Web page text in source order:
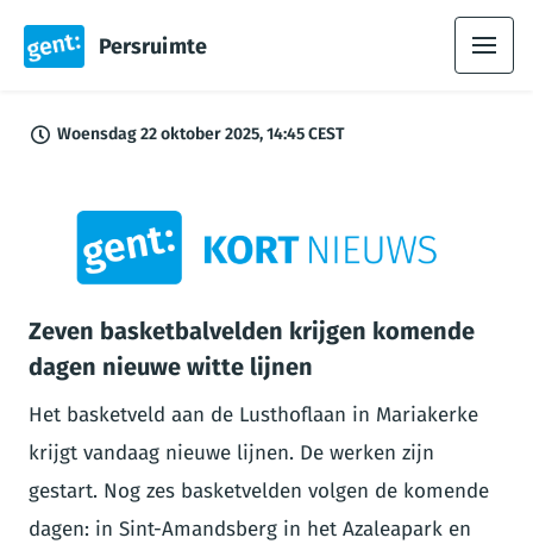
Persruimte
Woensdag 22 oktober 2025, 14:45 CEST
PNG
Zeven basketbalvelden krijgen komende
dagen nieuwe witte lijnen
Het basketveld aan de Lusthoflaan in Mariakerke
krijgt vandaag nieuwe lijnen. De werken zijn
gestart. Nog zes basketvelden volgen de komende
dagen: in Sint-Amandsberg in het Azaleapark en